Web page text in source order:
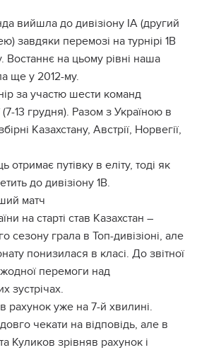
вийшла до дивізіону IA (другий
завдяки перемозі на турнірі 1B
Востаннє на цьому рівні наша
ще у 2012-му.
за участю шести команд
13 грудня). Разом з Україною в
Казахстану, Австрії, Норвегії,
путівку в еліту, тоді як
до дивізіону 1B.
матч
на старті став Казахстан –
сезону грала в Топ-дивізіоні, але
понизилася в класі. До звітної
перемоги над
зустрічах.
рахунок уже на 7-й хвилині.
чекати на відповідь, але в
Куликов зрівняв рахунок і